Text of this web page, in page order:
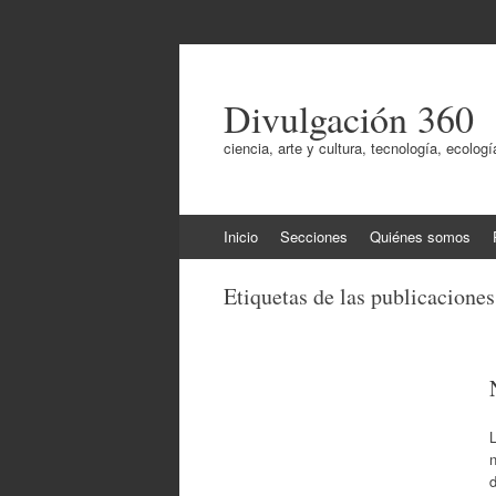
Divulgación 360
ciencia, arte y cultura, tecnología,
al
Inicio Secciones Quiénes somos
Etiquetas de las